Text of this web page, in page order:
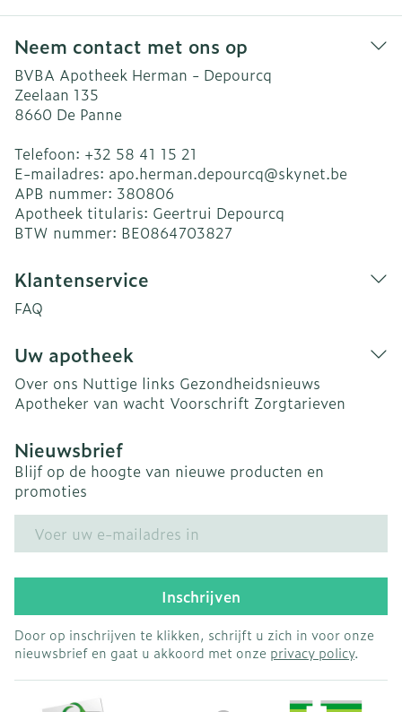
Neem contact met ons op
BVBA Apotheek Herman - Depourcq
Zeelaan 135
8660 De Panne
Telefoon: +32 58 41 15 21
E-mailadres: apo.herman.depourcq@skynet.be
APB nummer: 380806
Apotheek titularis: Geertrui Depourcq
BTW nummer: BE0864703827
Klantenservice
FAQ
Uw apotheek
Over ons Nuttige links Gezondheidsnieuws
Apotheker van wacht Voorschrift Zorgtarieven
Nieuwsbrief
Blijf op de hoogte van nieuwe producten en
promoties
Inschrijven
Door op inschrijven te klikken, schrijft u zich in voor onze
nieuwsbrief en gaat u akkoord met onze privacy policy.